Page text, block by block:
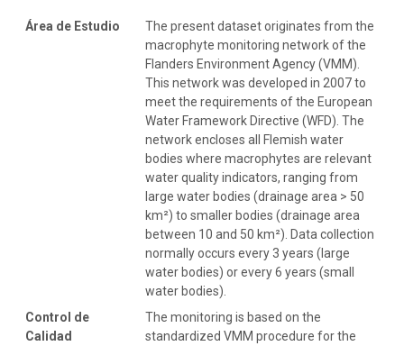
Área de Estudio
The present dataset originates from the
macrophyte monitoring network of the
Flanders Environment Agency (VMM).
This network was developed in 2007 to
meet the requirements of the European
Water Framework Directive (WFD). The
network encloses all Flemish water
bodies where macrophytes are relevant
water quality indicators, ranging from
large water bodies (drainage area > 50
km²) to smaller bodies (drainage area
between 10 and 50 km²). Data collection
normally occurs every 3 years (large
water bodies) or every 6 years (small
water bodies).
Control de
Calidad
The monitoring is based on the
standardized VMM procedure for the